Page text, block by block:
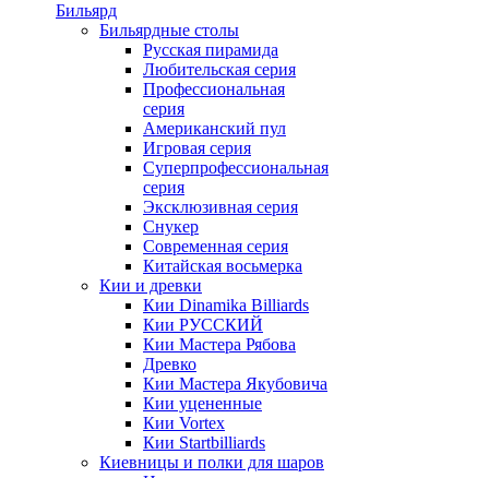
Бильярд
Бильярдные столы
Русская пирамида
Любительская серия
Профессиональная
серия
Американский пул
Игровая серия
Суперпрофессиональная
серия
Эксклюзивная серия
Снукер
Современная серия
Китайская восьмерка
Кии и древки
Кии Dinamika Billiards
Кии РУССКИЙ
Кии Мастера Рябова
Древко
Кии Мастера Якубовича
Кии уцененные
Кии Vortex
Кии Startbilliards
Киевницы и полки для шаров